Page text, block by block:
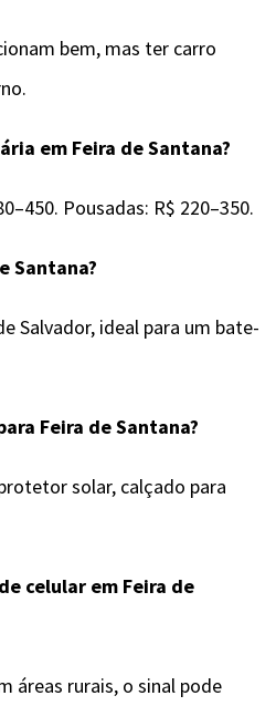
bem, mas ter carro
em Feira de Santana?
Pousadas: R$ 220–350.
Santana?
Salvador, ideal para um bate-
Feira de Santana?
solar, calçado para
celular em Feira de
áreas rurais, o sinal pode